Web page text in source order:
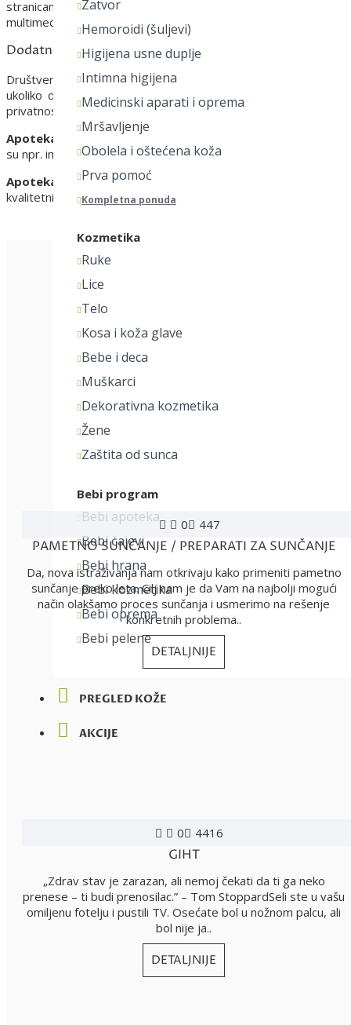
Zatvor
Hemoroidi (šuljevi)
Higijena usne duplje
Intimna higijena
Medicinski aparati i oprema
Mršavljenje
Obolela i oštećena koža
Prva pomoć
Kompletna ponuda
Kozmetika
Ruke
Lice
Telo
Kosa i koža glave
Bebe i deca
Muškarci
Dekorativna kozmetika
Žene
Zaštita od sunca
Bebi program
Bebi apoteka
Bebi čajevi
Bebi hrana
Bebi kozmetika
Bebi oprema
Bebi pelene
PREGLED KOŽE
AKCIJE
stranicama u svim slučajevima odabira uređenja primanja
multimedijalnog oglašavanja i prilagoditi oglase za Google
Dodatno o kolačićima
Društvene mreže takođe mogu da postavljaju kolačiće na
ukoliko delite sadržaj veb stranice na društvenim
privatnosti koje ste izabrali na tim mrežama. Kako upravljati
Apotekarska ustanova “Adonis"
će poštovati anonimnost i
su npr. ime, adresa, telefonski broj ili e-mail adresa ako iste
Apotekarska ustanova “Adonis"
će navedene podatke
kvalitetnijeg pružanja svih usluga na zadovoljstvo korisnika.
0 447
PAMETNO SUNČANJE / PREPARATI ZA SUNČANJE
Da, nova istraživanja nam otkrivaju kako primeniti pametno
sunčanje preko leta. Cilj nam je da Vam na najbolji mogući
način olakšamo proces sunčanja i usmerimo na rešenje
konkretnih problema..
DETALJNIJE
0 4416
GIHT
„Zdrav stav je zarazan, ali nemoj čekati da ti ga neko
prenese – ti budi prenosilac.” – Tom StoppardSeli ste u vašu
omiljenu fotelju i pustili TV. Osećate bol u nožnom palcu, ali
bol nije ja..
DETALJNIJE